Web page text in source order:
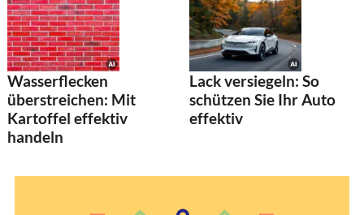
Wasserflecken
überstreichen: Mit
Kartoffel effektiv
handeln
Lack versiegeln: So
schützen Sie Ihr Auto
effektiv